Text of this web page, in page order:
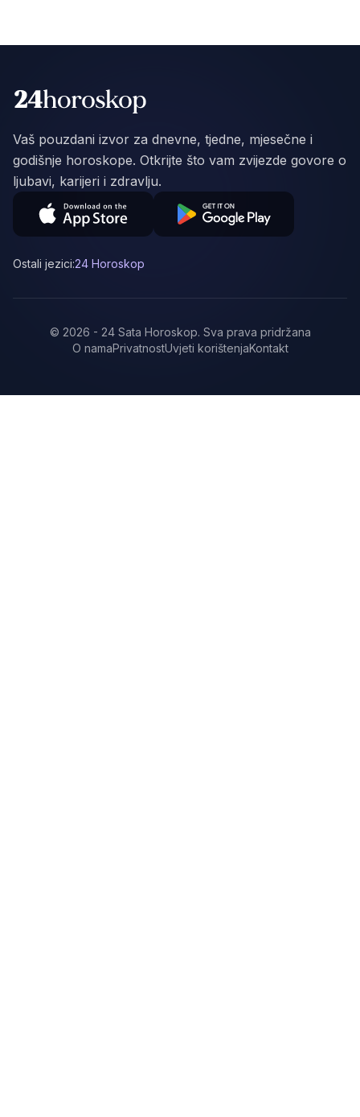
Vaš pouzdani izvor za dnevne, tjedne, mjesečne i
godišnje horoskope. Otkrijte što vam zvijezde govore o
ljubavi, karijeri i zdravlju.
Ostali jezici:24 Horoskop
© 2026 - 24 Sata Horoskop. Sva prava pridržana
O namaPrivatnostUvjeti korištenjaKontakt